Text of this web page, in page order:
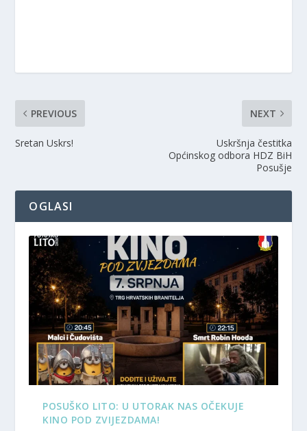
PREVIOUS
Sretan Uskrs!
NEXT
Uskršnja čestitka
Općinskog odbora HDZ BiH
Posušje
OGLASI
POSUŠKO LITO: U UTORAK NAS OČEKUJE
KINO POD ZVIJEZDAMA!